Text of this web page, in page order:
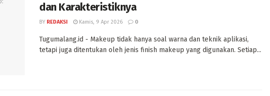
dan Karakteristiknya
BY REDAKSI Kamis, 9 Apr 2026 0
Tugumalang.id - Makeup tidak hanya soal warna dan teknik aplikasi,
tetapi juga ditentukan oleh jenis finish makeup yang digunakan. Setiap...